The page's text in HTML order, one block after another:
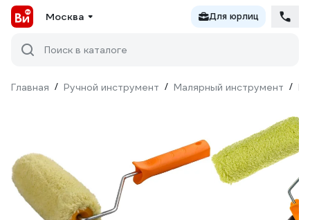
Москва Для юрлиц
Поиск в каталоге
Главная / Ручной инструмент / Малярный инструмент /